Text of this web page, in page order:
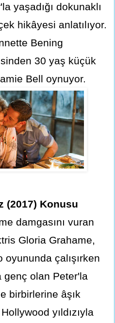
yaşadığı dokunaklı
hikâyesi anlatılıyor.
Bening
30 yaş küçük
Bell oynuyor.
(2017) Konusu
damgasını vuran
Gloria Grahame,
çalışırken
genç olan Peter'la
birbirlerine âşık
yıldızıyla